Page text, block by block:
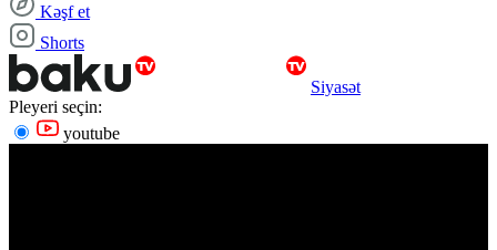
Kəşf et
Shorts
Siyasət
Pleyeri seçin:
youtube